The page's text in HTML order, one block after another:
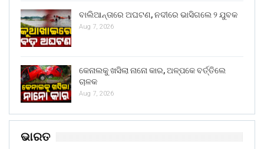
ବାଲିଆନ୍ତାରେ ଅଘଟଣ, ନଦୀରେ ଭାସିଗଲେ ୨ ଯୁବକ
Aug 7, 2026
କେନାଲକୁ ଖସିଲା ନାନୋ କାର, ଅଳ୍ପକେ ବର୍ତ୍ତିଲେ
ଚାଳକ
Aug 7, 2026
ଭାରତ